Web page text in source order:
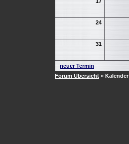
24
31
neuer Termin
Forum Übersicht » Kalender